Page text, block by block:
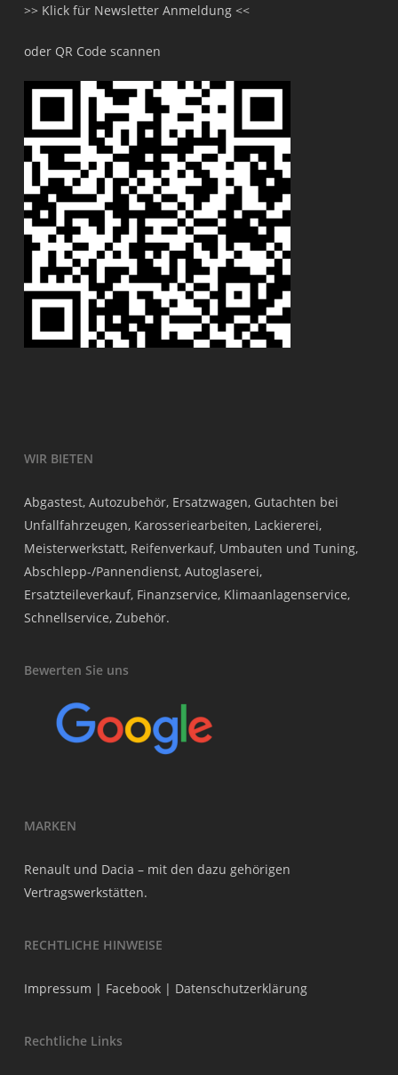
>> Klick für Newsletter Anmeldung <<
oder QR Code scannen
WIR BIETEN
Abgastest, Autozubehör, Ersatzwagen, Gutachten bei
Unfallfahrzeugen, Karosseriearbeiten, Lackiererei,
Meisterwerkstatt, Reifenverkauf, Umbauten und Tuning,
Abschlepp-/Pannendienst, Autoglaserei,
Ersatzteileverkauf, Finanzservice, Klimaanlagenservice,
Schnellservice, Zubehör.
Bewerten Sie uns
MARKEN
Renault und Dacia – mit den dazu gehörigen
Vertragswerkstätten.
RECHTLICHE HINWEISE
Impressum | Facebook| Datenschutzerklärung
Rechtliche Links